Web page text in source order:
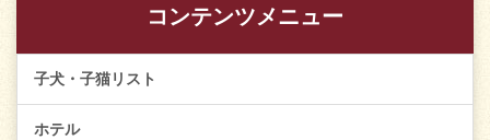
コンテンツメニュー
子犬・子猫リスト
ホテル